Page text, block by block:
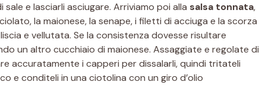
e lasciarli asciugare. Arriviamo poi alla salsa tonnata,
la maionese, la senape, i filetti di acciuga e la scorza
e vellutata. Se la consistenza dovesse risultare
un altro cucchiaio di maionese. Assaggiate e regolate di
accuratamente i capperi per dissalarli, quindi tritateli
e conditeli in una ciotolina con un giro d’olio